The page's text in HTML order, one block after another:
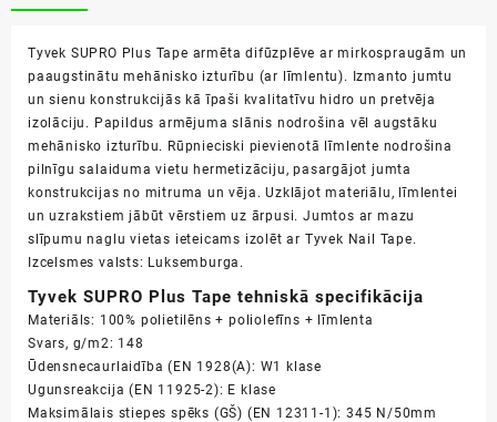
daudzums
Tyvek SUPRO Plus Tape armēta difūzplēve ar mirkospraugām un
paaugstinātu mehānisko izturību (ar līmlentu). Izmanto jumtu
un sienu konstrukcijās kā īpaši kvalitatīvu hidro un pretvēja
izolāciju. Papildus armējuma slānis nodrošina vēl augstāku
mehānisko izturību. Rūpnieciski pievienotā līmlente nodrošina
pilnīgu salaiduma vietu hermetizāciju, pasargājot jumta
konstrukcijas no mitruma un vēja. Uzklājot materiālu, līmlentei
un uzrakstiem jābūt vērstiem uz ārpusi. Jumtos ar mazu
slīpumu naglu vietas ieteicams izolēt ar Tyvek Nail Tape.
Izcelsmes valsts: Luksemburga.
Tyvek SUPRO Plus Tape tehniskā specifikācija
Materiāls: 100% polietilēns + poliolefīns + līmlenta
Svars, g/m2: 148
Ūdensnecaurlaidība (EN 1928(A): W1 klase
Ugunsreakcija (EN 11925-2): E klase
Maksimālais stiepes spēks (GŠ) (EN 12311-1): 345 N/50mm